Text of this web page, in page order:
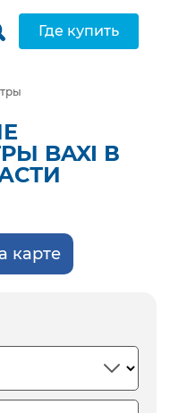
Где купить
BAXI В
карте